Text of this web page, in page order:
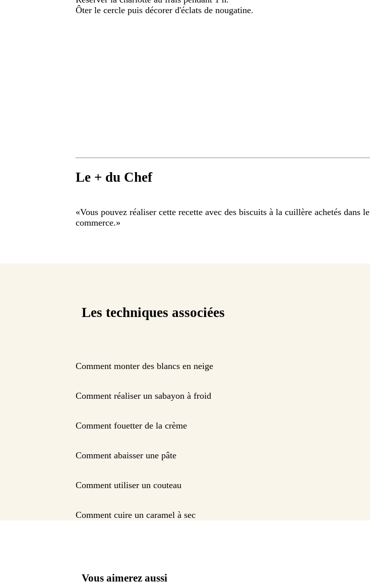
Ôter le cercle puis décorer d'éclats de nougatine.
Le + du Chef
«Vous pouvez réaliser cette recette avec des biscuits à la cuillère achetés dans le
commerce.»
Les techniques associées
Comment monter des blancs en neige
Comment réaliser un sabayon à froid
Comment fouetter de la crème
Comment abaisser une pâte
Comment utiliser un couteau
Comment cuire un caramel à sec
Vous aimerez aussi